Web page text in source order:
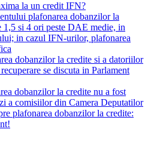
la un credit IFN?
plafonarea dobanzilor la
1,5 si 4 ori peste DAE medie, in
in cazul IFN-urilor, plafonarea
dobanzilor la credite si a datoriilor
se discuta in Parlament
dobanzilor la credite nu a fost
a comisiilor din Camera Deputatilor
plafonarea dobanzilor la credite: